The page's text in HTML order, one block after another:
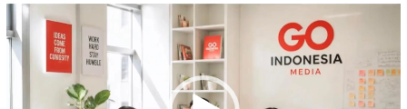
Pemutar
Video